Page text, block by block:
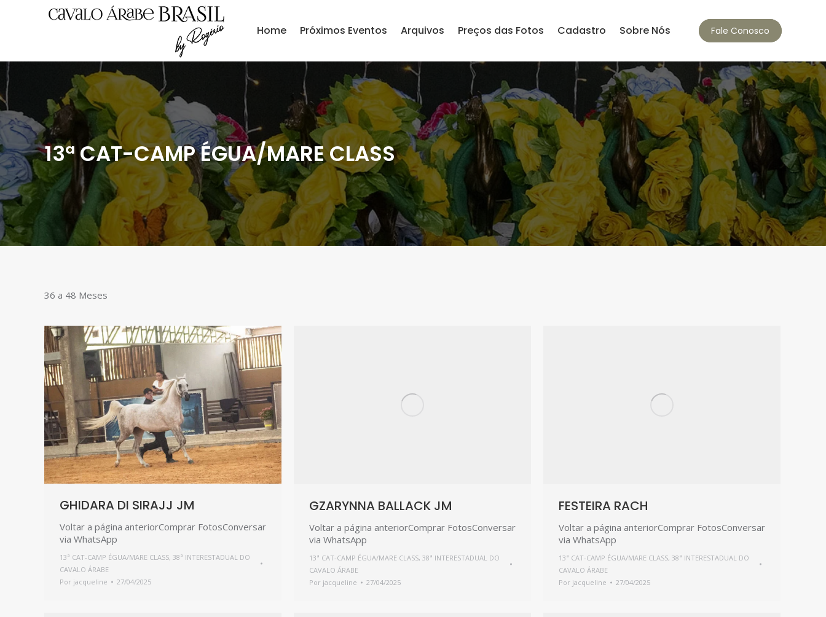
Home Próximos Eventos Arquivos Preços das Fotos Cadastro Sobre Nós Fale Conosco
13ª CAT-CAMP ÉGUA/MARE CLASS
36 a 48 Meses
GHIDARA DI SIRAJJ JM
Voltar a página anteriorComprar FotosConversar
via WhatsApp
13ª CAT-CAMP ÉGUA/MARE CLASS, 38ª INTERESTADUAL DO
CAVALO ÁRABE
Por jacqueline 27/04/2025
GZARYNNA BALLACK JM
Voltar a página anteriorComprar FotosConversar
via WhatsApp
13ª CAT-CAMP ÉGUA/MARE CLASS, 38ª INTERESTADUAL DO
CAVALO ÁRABE
Por jacqueline 27/04/2025
FESTEIRA RACH
Voltar a página anteriorComprar FotosConversar
via WhatsApp
13ª CAT-CAMP ÉGUA/MARE CLASS, 38ª INTERESTADUAL DO
CAVALO ÁRABE
Por jacqueline 27/04/2025